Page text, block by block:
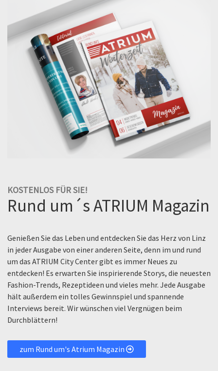
KOSTENLOS FÜR SIE!
Rund um´s ATRIUM Magazin
Genießen Sie das Leben und entdecken Sie das Herz von Linz
in jeder Ausgabe von einer anderen Seite, denn im und rund
um das ATRIUM City Center gibt es immer Neues zu
entdecken! Es erwarten Sie inspirierende Storys, die neuesten
Fashion-Trends, Rezeptideen und vieles mehr. Jede Ausgabe
hält außerdem ein tolles Gewinnspiel und spannende
Interviews bereit. Wir wünschen viel Vergnügen beim
Durchblättern!
zum Rund um's Atrium Magazin